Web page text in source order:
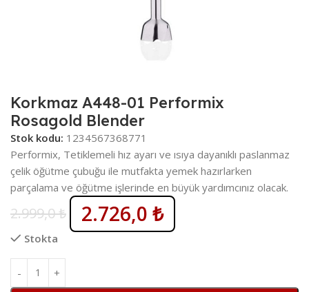
Korkmaz A448-01 Performix
Rosagold Blender
Stok kodu: 1234567368771
Performix, Tetiklemeli hız ayarı ve ısıya dayanıklı paslanmaz
çelik öğütme çubuğu ile mutfakta yemek hazırlarken
parçalama ve öğütme işlerinde en büyük yardımcınız olacak.
2.999,0₺ 2.726,0 ₺
Stokta